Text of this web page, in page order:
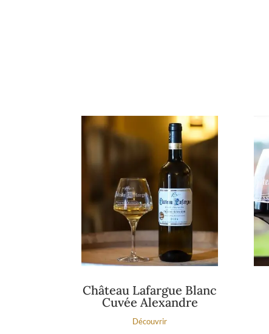
Château Lafargue Blanc
Cuvée Alexandre
Découvrir